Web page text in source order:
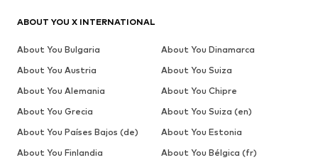
ABOUT YOU X INTERNATIONAL
About You Bulgaria
About You Dinamarca
About You Austria
About You Suiza
About You Alemania
About You Chipre
About You Grecia
About You Suiza (en)
About You Países Bajos (de)
About You Estonia
About You Finlandia
About You Bélgica (fr)